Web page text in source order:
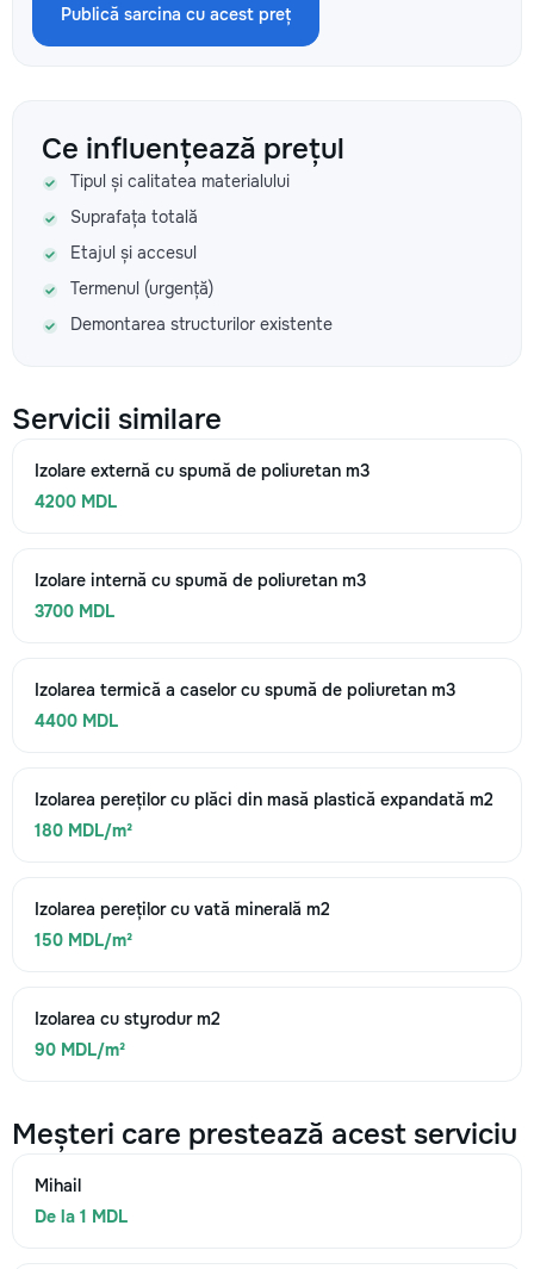
Publică sarcina cu acest preț
Ce influențează prețul
Tipul și calitatea materialului
Suprafața totală
Etajul și accesul
Termenul (urgență)
Demontarea structurilor existente
Servicii similare
Izolare externă cu spumă de poliuretan m3
4200 MDL
Izolare internă cu spumă de poliuretan m3
3700 MDL
Izolarea termică a caselor cu spumă de poliuretan m3
4400 MDL
Izolarea pereților cu plăci din masă plastică expandată m2
180 MDL/m²
Izolarea pereților cu vată minerală m2
150 MDL/m²
Izolarea cu styrodur m2
90 MDL/m²
Meșteri care prestează acest serviciu
Mihail
De la 1 MDL